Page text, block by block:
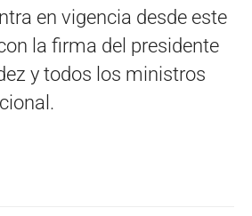
en vigencia desde este
la firma del presidente
y todos los ministros